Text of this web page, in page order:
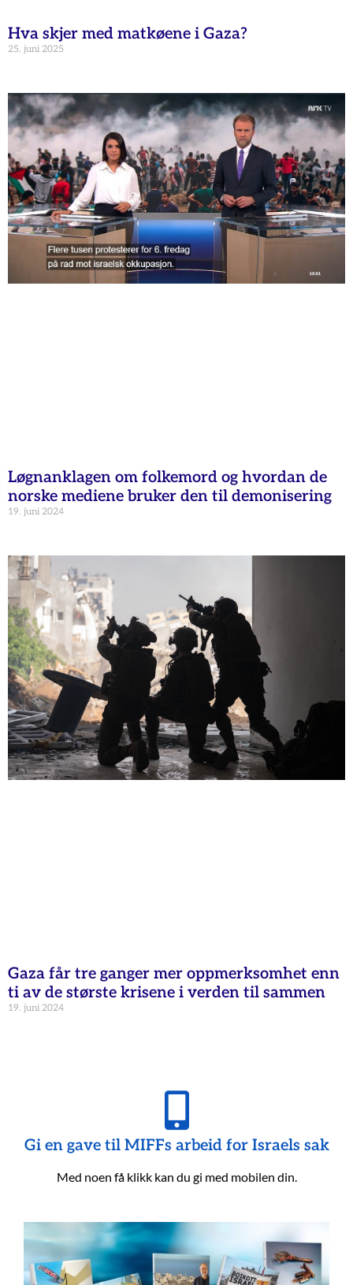
Hva skjer med matkøene i Gaza?
25. juni 2025
Løgnanklagen om folkemord og hvordan de
norske mediene bruker den til demonisering
19. juni 2024
Gaza får tre ganger mer oppmerksomhet enn
ti av de største krisene i verden til sammen
19. juni 2024
Gi en gave til MIFFs arbeid for Israels sak
Med noen få klikk kan du gi med mobilen din.